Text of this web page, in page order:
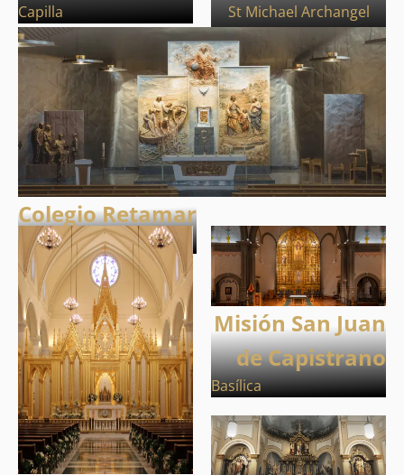
Capilla
St Michael Archangel
Chapel
Colegio Retamar
Capilla
Misión San Juan
de Capistrano
Basílica